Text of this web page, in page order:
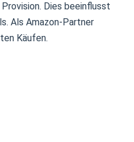
Dies beeinflusst
Als Amazon-Partner
Käufen.